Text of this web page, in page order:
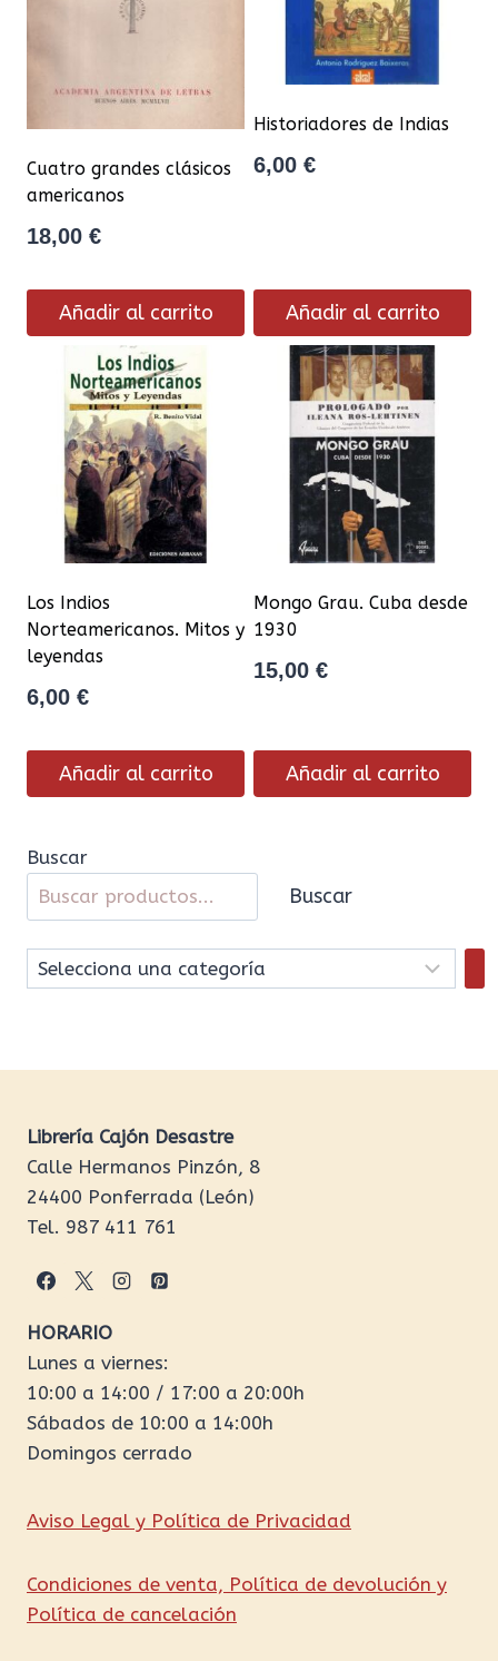
Cuatro grandes clásicos
americanos
18,00 €
Añadir al carrito
Historiadores de Indias
6,00 €
Añadir al carrito
Los Indios
Norteamericanos. Mitos y
leyendas
6,00 €
Añadir al carrito
Mongo Grau. Cuba desde
1930
15,00 €
Añadir al carrito
Buscar
Buscar
Selecciona
una
Librería Cajón Desastre
Calle Hermanos Pinzón, 8
24400 Ponferrada (León)
Tel. 987 411 761
HORARIO
Lunes a viernes:
10:00 a 14:00 / 17:00 a 20:00h
Sábados de 10:00 a 14:00h
Domingos cerrado
Aviso Legal y Política de Privacidad
Condiciones de venta, Política de devolución y
Política de cancelación